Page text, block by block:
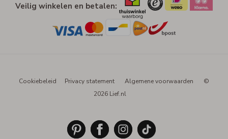
Veilig winkelen en betalen:
Cookiebeleid Privacy statement Algemene voorwaarden
©
2026 Lief.nl